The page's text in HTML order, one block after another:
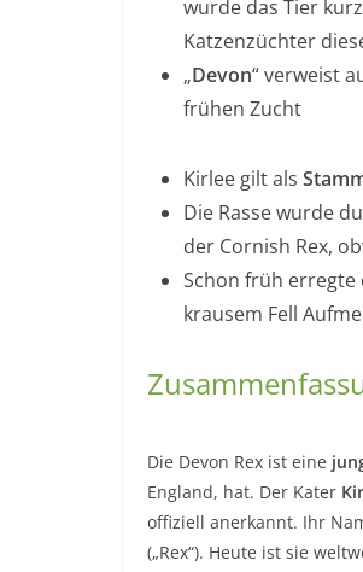
wurde das Tier
Katzenzüchter
„Devon“ verweist
frühen Zucht
Kirlee gilt als
Die Rasse wurde
der Cornish Rex,
Schon früh erregte
krausem Fell
Die Devon Rex ist eine
England, hat. Der Kater
offiziell anerkannt. Ihr
(„Rex“). Heute ist sie